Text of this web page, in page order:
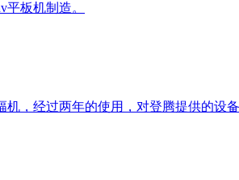
板机制造。
，经过两年的使用，对登腾提供的设